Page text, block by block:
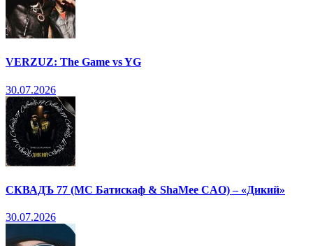
VERZUZ: The Game vs YG
30.07.2026
СКВАДЪ 77 (МС Батискаф & ShaMee CAO) – «Дикий»
30.07.2026